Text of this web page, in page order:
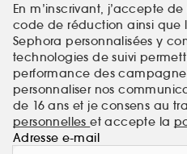
En m’inscrivant, j’accepte
code de réduction ainsi que
Sephora personnalisées y
technologies de suivi
performance des
personnaliser nos
de 16 ans et je consens au
personnelleset accepte la
Adresse e-mail